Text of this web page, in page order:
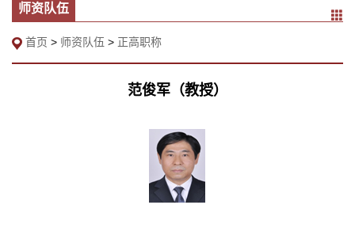
师资队伍
首页 > 师资队伍 > 正高职称
范俊军（教授）